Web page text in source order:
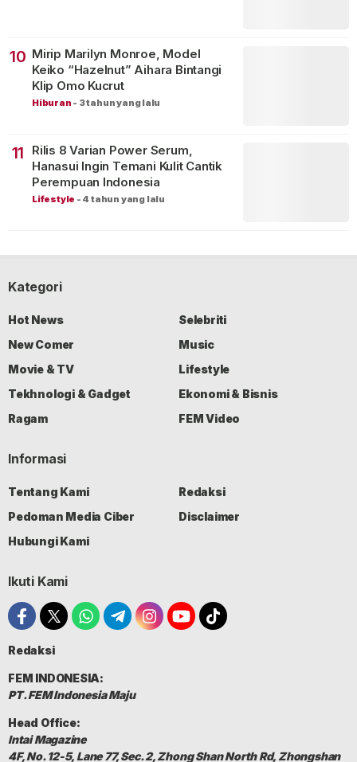
10 Mirip Marilyn Monroe, Model
Keiko “Hazelnut” Aihara Bintangi
Klip Omo Kucrut
Hiburan - 3 tahun yang lalu
11
Rilis 8 Varian Power Serum,
Hanasui Ingin Temani Kulit Cantik
Perempuan Indonesia
Lifestyle - 4 tahun yang lalu
Kategori
Hot News
Selebriti
New Comer
Music
Movie & TV
Lifestyle
Tekhnologi & Gadget
Ekonomi & Bisnis
Ragam
FEM Video
Informasi
Tentang Kami
Redaksi
Pedoman Media Ciber
Disclaimer
Hubungi Kami
Ikuti Kami
Redaksi
FEM INDONESIA:
PT. FEM Indonesia Maju
Head Office:
Intai Magazine
4F, No. 12-5, Lane 77, Sec. 2, Zhong Shan North Rd, Zhongshan